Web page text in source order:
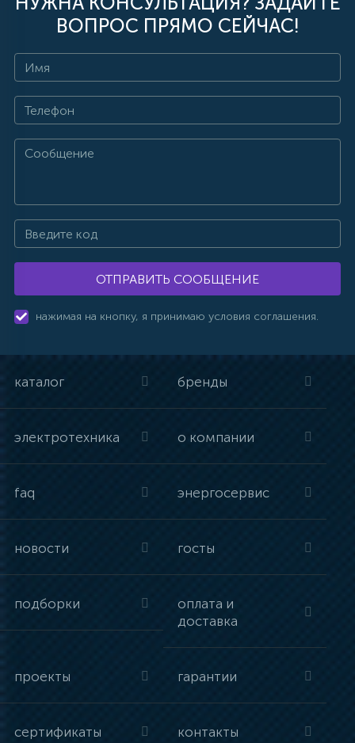
ВОПРОС ПРЯМО СЕЙЧАС!
ОТПРАВИТЬ СООБЩЕНИЕ
нажимая на кнопку, я принимаю условия соглашения.
каталог бренды
электротехника о компании
faq энергосервис
новости госты
подборки
оплата и
доставка
проекты гарантии
сертификаты контакты